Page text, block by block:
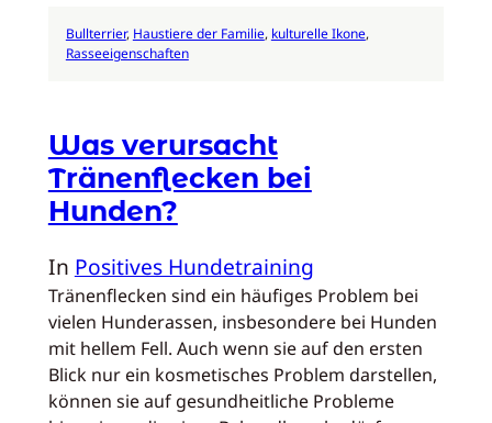
Bullterrier, Haustiere der Familie, kulturelle Ikone
Rasseeigenschaften
Was verursacht
Tränenflecken bei
Hunden?
In Positives Hundetraining
Tränenflecken sind ein häufiges Problem bei
vielen Hunderassen, insbesondere bei Hunden
mit hellem Fell. Auch wenn sie auf den ersten
Blick nur ein kosmetisches Problem darstellen,
können sie auf gesundheitliche Probleme